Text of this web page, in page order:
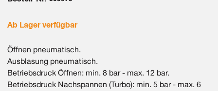
Ab Lager verfügbar
Öffnen pneumatisch.
Ausblasung pneumatisch.
Betriebsdruck Öffnen: min. 8 bar - max. 12 bar.
Betriebsdruck Nachspannen (Turbo): min. 5 bar - max. 6